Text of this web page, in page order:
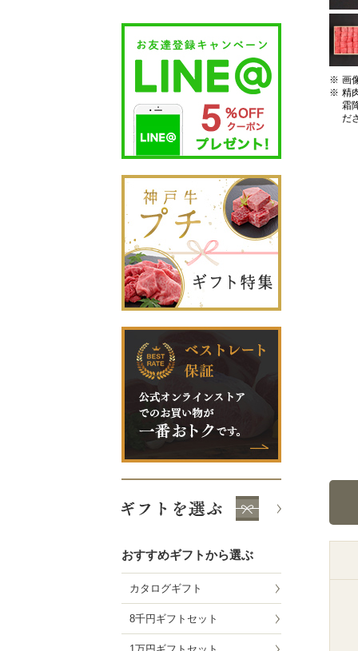
画
精
霜
だ
おすすめギフトから選ぶ
カタログギフト
8千円ギフトセット
1万円ギフトセット